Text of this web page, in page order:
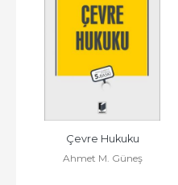
Çevre Hukuku
Ahmet M. Güneş